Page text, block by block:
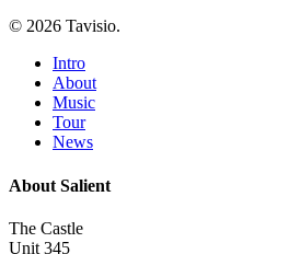
© 2026 Tavisio.
Close
Menu
Intro
About
Music
Tour
News
About Salient
The Castle
Unit 345